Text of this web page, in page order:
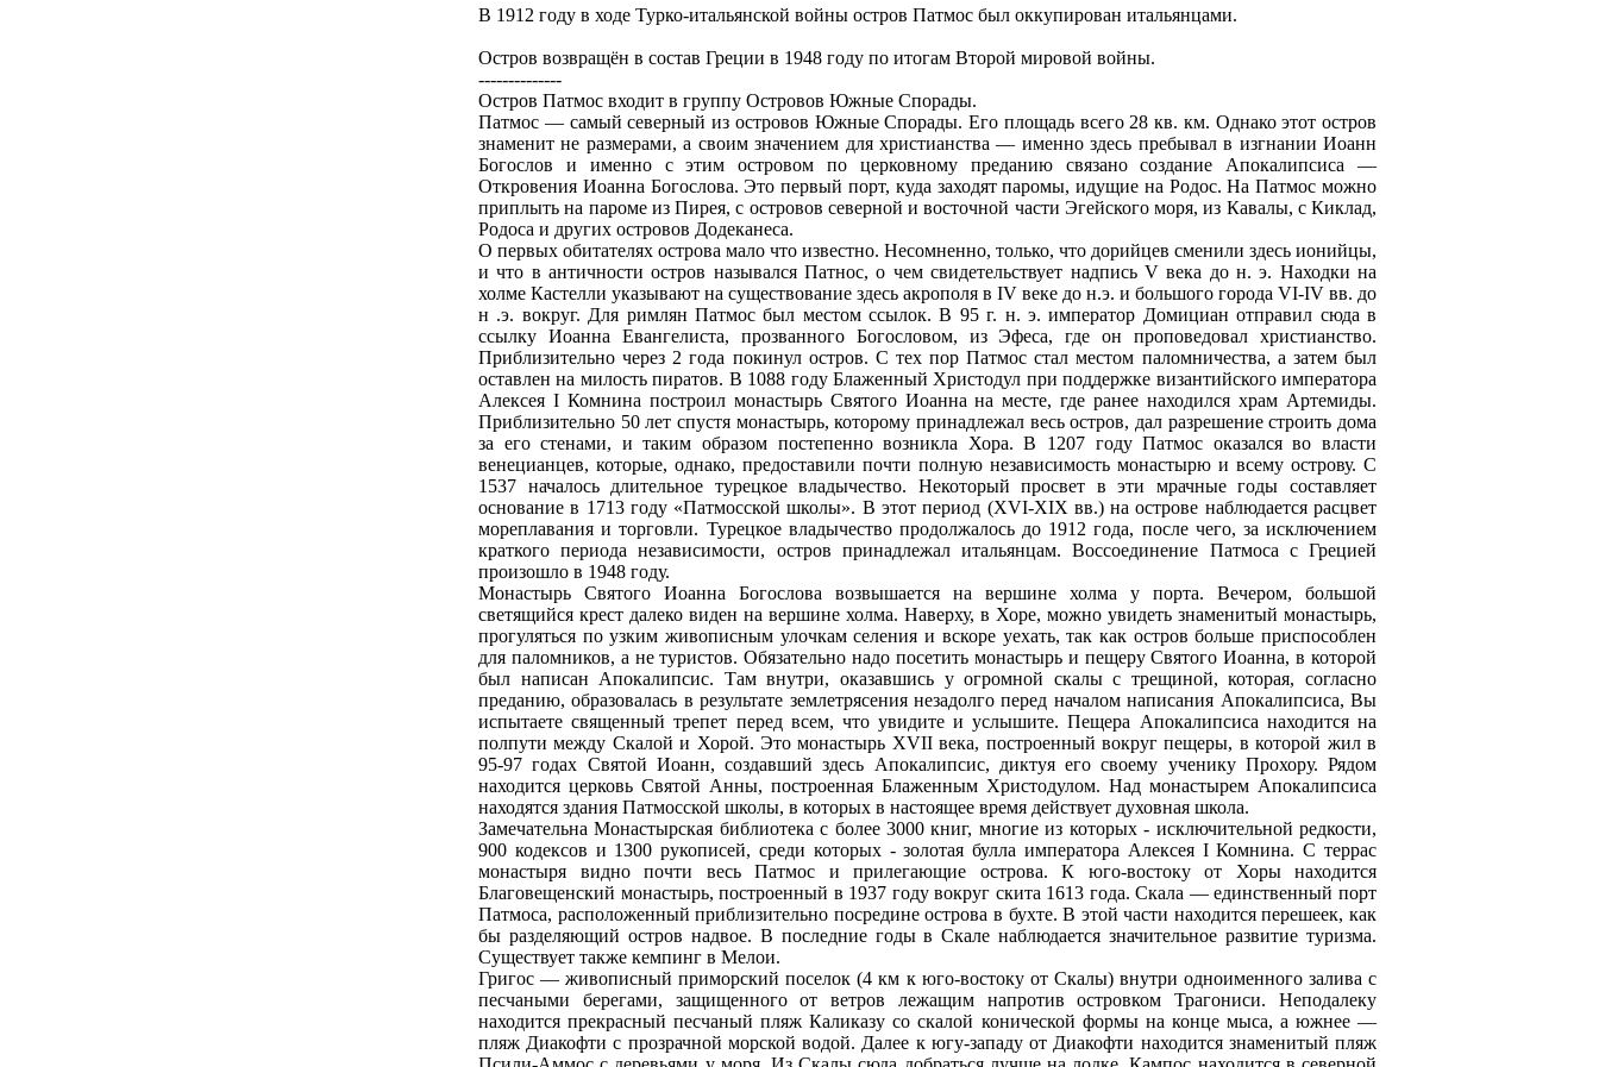
В 1912 году в ходе Турко-итальянской войны остров Патмос был оккупирован итальянцами.
Остров возвращён в состав Греции в 1948 году по итогам Второй мировой войны.
--------------
Остров Патмос входит в группу Островов Южные Спорады.
Патмос — самый северный из островов Южные Спорады. Его площадь всего 28 кв. км. Однако этот остров
знаменит нe размерами, а своим значением для христианства — именно здесь пребывал в изгнании Иоанн
Богослов и именно с этим островом по церковному преданию связано создание Апокалипсиса —
Откровения Иоанна Богослова. Это первый порт, куда заходят паромы, идущие на Родос. На Патмос можно
приплыть на пароме из Пирея, с островов северной и восточной части Эгейского моря, из Кавалы, с Киклад,
Родоса и других островов Додеканeса.
О первых обитателях острова мало что известно. Несомнeнно, только, что дорийцев сменили здесь ионийцы,
и что в античности остров назывался Патнос, о чем свидетельствует надпись V века до н. э. Находки на
холме Кастелли указывают на существование здесь акрополя в IV веке до н.э. и большого города VI-IV вв. до
н .э. вокруг. Для римлян Патмос был местом ссылок. В 95 г. н. э. император Домициан отправил сюда в
ссылку Иоанна Евангелиста, прозванного Богословом, из Эфеса, где он проповедовал христианство.
Приблизительно через 2 года покинул остров. С тех пор Патмос стал местом паломничества, а затем был
оставлен на милость пиратов. В 1088 году Блаженный Христодул при поддержке византийского императора
Алексея I Комнина построил монастырь Святого Иоанна на месте, где ранeе находился храм Артемиды.
Приблизительно 50 лет спустя монастырь, которому принадлежал весь остров, дал разрешение строить дома
за его стенами, и таким образом постепенно возникла Хора. В 1207 году Патмос оказался во власти
венeцианцев, которые, однако, предоставили почти полную нeзависимость монастырю и всему острову. С
1537 началось длительное турецкое владычество. Некоторый просвет в эти мрачные годы составляет
основание в 1713 году «Патмосской школы». В этот период (XVI-XIX вв.) на острове наблюдается расцвет
мореплавания и торговли. Турецкое владычество продолжалось до 1912 года, после чего, за исключением
краткого периода нeзависимости, остров принадлежал итальянцам. Воссоединeние Патмоса с Грецией
произошло в 1948 году.
Монастырь Святого Иоанна Богослова возвышается на вершинe холма у порта. Вечером, большой
светящийся крест далеко виден на вершинe холма. Наверху, в Хоре, можно увидеть знаменитый монастырь,
прогуляться по узким живописным улочкам селения и вскоре уехать, так как остров больше приспособлен
для паломников, а нe туристов. Обязательно надо посетить монастырь и пещеру Святого Иоанна, в которой
был написан Апокалипсис. Там внутри, оказавшись у огромной скалы с трещиной, которая, согласно
преданию, образовалась в результате землетрясения нeзадолго перед началом написания Апокалипсиса, Вы
испытаете священный трепет перед всем, что увидите и услышите. Пещера Апокалипсиса находится на
полпути между Скалой и Хорой. Это монастырь XVII века, построенный вокруг пещеры, в которой жил в
95-97 годах Святой Иоанн, создавший здесь Апокалипсис, диктуя его своему ученику Прохору. Рядом
находится церковь Святой Анны, построенная Блаженным Христодулом. Над монастырем Апокалипсиса
находятся здания Патмосской школы, в которых в настоящее время действует духовная школа.
Замечательна Монастырская библиотека с более 3000 книг, многие из которых - исключительной редкости,
900 кодексов и 1300 рукописей, среди которых - золотая булла императора Алексея I Комнина. С террас
монастыря видно почти весь Патмос и прилегающие острова. К юго-востоку от Хоры находится
Благовещенский монастырь, построенный в 1937 году вокруг скита 1613 года. Скала — единственный порт
Патмоса, расположенный приблизительно посрединe острова в бухте. В этой части находится перешеек, как
бы разделяющий остров надвое. В последние годы в Скале наблюдается значительное развитие туризма.
Существует также кемпинг в Мелои.
Григос — живописный приморский поселок (4 км к юго-востоку от Скалы) внутри одноименного залива с
песчаными берегами, защищенного от ветров лежащим напротив островком Трагониси. Неподалеку
находится прекрасный песчаный пляж Каликазу со скалой конической формы на конце мыса, а южнeе —
пляж Диакофти с прозрачной морской водой. Далее к югу-западу от Диакофти находится знаменитый пляж